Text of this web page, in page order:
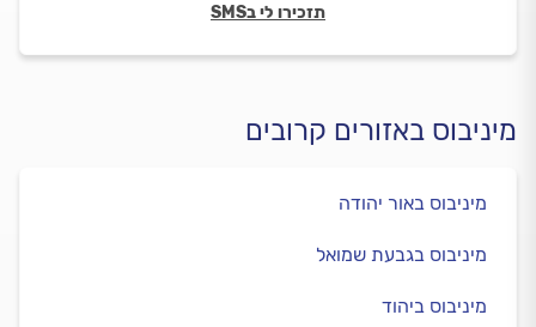
תזכירו לי בSMS
מיניבוס באזורים קרובים
מיניבוס באור יהודה
מיניבוס בגבעת שמואל
מיניבוס ביהוד